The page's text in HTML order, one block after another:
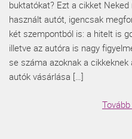
buktatókat? Ezt a cikket
használt autót, igencsak
két szempontból is: a hitelt is
illetve az autóra is nagy
se száma azoknak a
autók vásárlása […]